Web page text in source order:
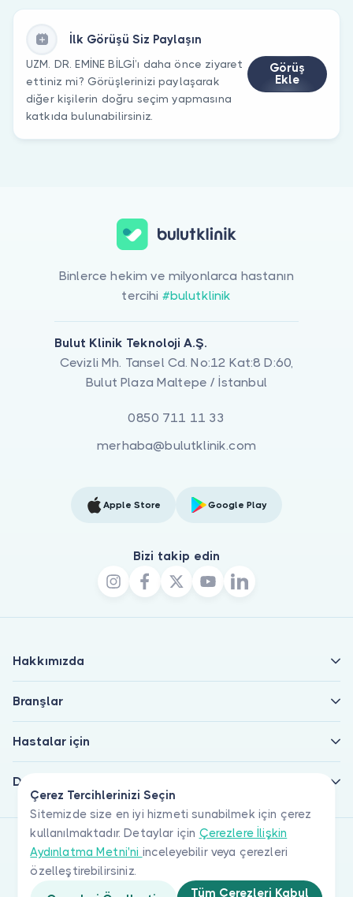
İlk Görüşü Siz Paylaşın
UZM. DR. EMİNE BİLGİ’ı daha önce ziyaret
ettiniz mi? Görüşlerinizi paylaşarak
diğer kişilerin doğru seçim yapmasına
katkıda bulunabilirsiniz.
Görüş
Ekle
Çerez Tercihlerinizi Seçin
Sitemizde size en iyi hizmeti sunabilmek için çerez
kullanılmaktadır. Detaylar için Çerezlere İlişkin
Aydınlatma Metni'ni inceleyebilir veya çerezleri
özelleştirebilirsiniz.
Tüm Çerezleri Kabul
Binlerce hekim ve milyonlarca hastanın
tercihi #bulutklinik
Bulut Klinik Teknoloji A.Ş.
Cevizli Mh. Tansel Cd. No:12 Kat:8 D:60,
Bulut Plaza Maltepe / İstanbul
0850 711 11 33
merhaba@bulutklinik.com
Apple Store Google Play
Bizi takip edin
Hakkımızda
Branşlar
Hastalar için
Doktorlar için